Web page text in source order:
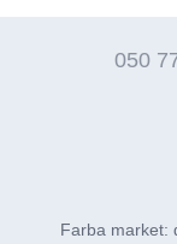
050
Farba market: